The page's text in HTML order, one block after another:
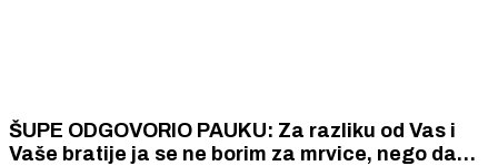
ŠUPE ODGOVORIO PAUKU: Za razliku od Vas i
Vaše bratije ja se ne borim za mrvice, nego da